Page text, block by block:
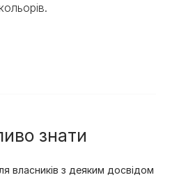
знати
власників з деяким досвідом